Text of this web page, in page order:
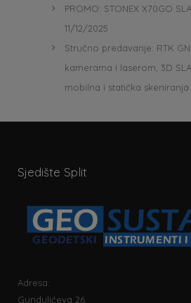
PROMO: STONEX X70GO
11/12/2025
Stručno predavanje: RTK
kamerama i laserom, 3D
mobilna i statička skeniranja
Sjedište Split
Adresa:
Gundulićeva 26